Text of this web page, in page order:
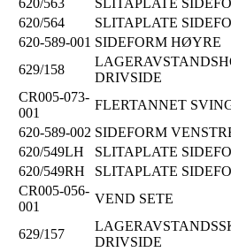
620/564
SLITAPLATE
620-589-001 SIDEFORM HØYRE
629/158
DRIVSIDE
CR005-073-
001
FLERTANNET
620-589-002 SIDEFORM
620/549LH
SLITAPLATE
620/549RH
SLITAPLATE
CR005-056-
001
VEND SETE
629/157
DRIVSIDE